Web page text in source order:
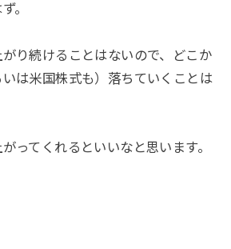
。
り続けることはないので、どこか
は米国株式も）落ちていくことは
ってくれるといいなと思います。